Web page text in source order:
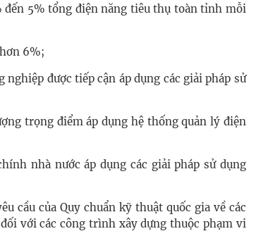
đến 5% tổng điện năng tiêu thụ toàn tỉnh mỗi
6%;
được tiếp cận áp dụng các giải pháp sử
trọng điểm áp dụng hệ thống quản lý điện
nhà nước áp dụng các giải pháp sử dụng
cầu của Quy chuẩn kỹ thuật quốc gia về các
với các công trình xây dựng thuộc phạm vi